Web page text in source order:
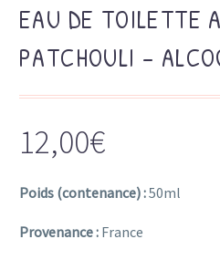
EAU DE TOILETTE
PATCHOULI –
12,00€
Poids (contenance) :50ml
Provenance : France